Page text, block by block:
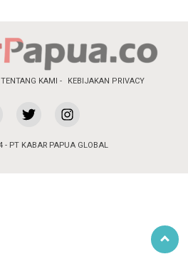
TENTANG KAMI KEBIJAKAN PRIVACY
- PT KABAR PAPUA GLOBAL